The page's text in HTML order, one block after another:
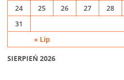
SIERPIEŃ 2026
« Lip
24
25 26 27 28
31